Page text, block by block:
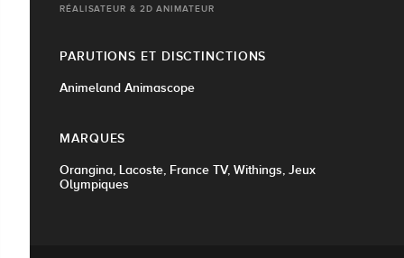
RÉALISATEUR & 2D ANIMATEUR
PARUTIONS ET DISCTINCTIONS
Animeland Animascope
MARQUES
Orangina, Lacoste, France TV, Withings, Jeux
Olympiques